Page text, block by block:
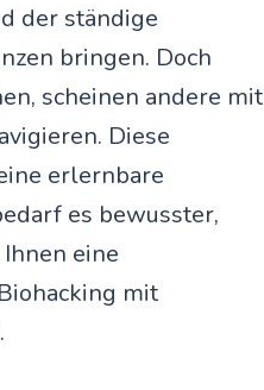
der ständige
bringen. Doch
scheinen andere mit
Diese
erlernbare
es bewusster,
eine
mit